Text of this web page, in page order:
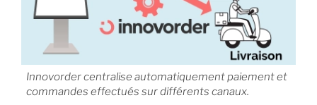
Innovorder centralise automatiquement paiement et
commandes effectués sur différents canaux.